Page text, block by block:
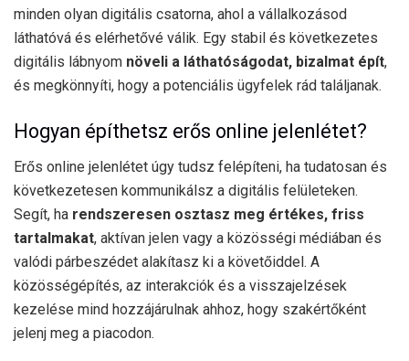
minden olyan digitális csatorna, ahol a vállalkozásod
láthatóvá és elérhetővé válik. Egy stabil és következetes
digitális lábnyom növeli a láthatóságodat, bizalmat épít,
és megkönnyíti, hogy a potenciális ügyfelek rád találjanak.
Hogyan építhetsz erős online jelenlétet?
Erős online jelenlétet úgy tudsz felépíteni, ha tudatosan és
következetesen kommunikálsz a digitális felületeken.
Segít, ha rendszeresen osztasz meg értékes, friss
tartalmakat, aktívan jelen vagy a közösségi médiában és
valódi párbeszédet alakítasz ki a követőiddel. A
közösségépítés, az interakciók és a visszajelzések
kezelése mind hozzájárulnak ahhoz, hogy szakértőként
jelenj meg a piacodon.